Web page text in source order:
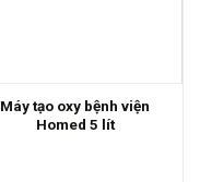
Máy tạo oxy bệnh viện
Homed 5 lít